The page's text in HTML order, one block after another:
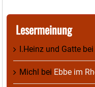
Lesermeinung
I.Heinz und Gatte bei
Michl bei Ebbe im